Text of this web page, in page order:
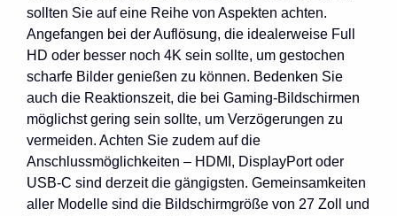
sollten Sie auf eine Reihe von Aspekten achten.
Angefangen bei der Auflösung, die idealerweise Full
HD oder besser noch 4K sein sollte, um gestochen
scharfe Bilder genießen zu können. Bedenken Sie
auch die Reaktionszeit, die bei Gaming-Bildschirmen
möglichst gering sein sollte, um Verzögerungen zu
vermeiden. Achten Sie zudem auf die
Anschlussmöglichkeiten – HDMI, DisplayPort oder
USB-C sind derzeit die gängigsten. Gemeinsamkeiten
aller Modelle sind die Bildschirmgröße von 27 Zoll und